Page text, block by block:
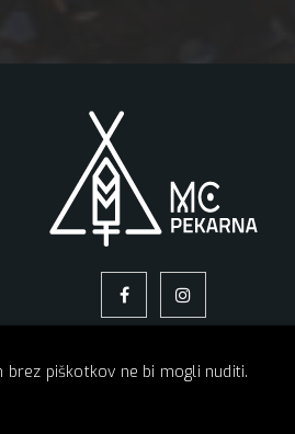
piškotkov ne bi mogli nuditi.